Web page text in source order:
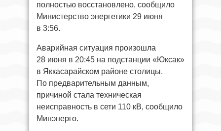
полностью восстановлено, сообщило
Министерство энергетики 29 июня
в 3:56.
Аварийная ситуация произошла
28 июня в 20:45 на подстанции «Юксак»
в Яккасарайском районе столицы.
По предварительным данным,
причиной стала техническая
неисправность в сети 110 кВ, сообщило
Минэнерго.